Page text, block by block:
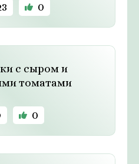
0
с сыром и
томатами
0